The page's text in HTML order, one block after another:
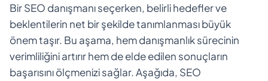
Bir SEO danışmanı seçerken, belirli hedefler ve
beklentilerin net bir şekilde tanımlanması büyük
önem taşır. Bu aşama, hem danışmanlık sürecinin
verimliliğini artırır hem de elde edilen sonuçların
başarısını ölçmenizi sağlar. Aşağıda, SEO